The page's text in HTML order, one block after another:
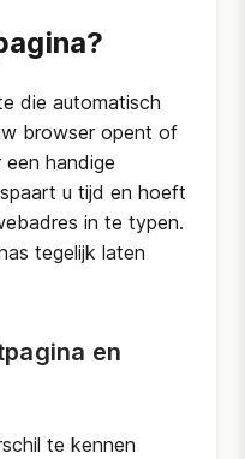
die automatisch
browser opent of
handige
u tijd en hoeft
in te typen.
tegelijk laten
en
te kennen